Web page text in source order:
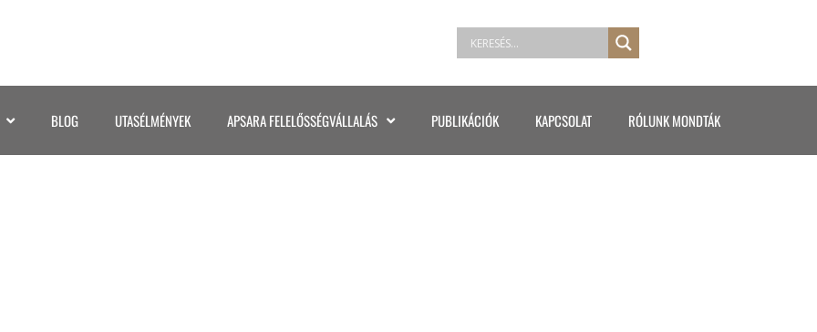
BLOG UTASÉLMÉNYEK APSARA FELELŐSSÉGVÁLLALÁS PUBLIKÁCIÓK KAPCSOLAT RÓLUNK MONDTÁK